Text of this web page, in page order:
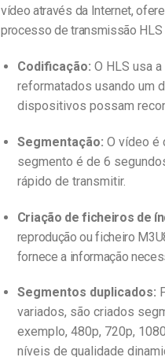
vídeo através da Internet,
processo de transmissão
Codificação: O HLS usa
reformatados usando um
dispositivos possam
Segmentação: O vídeo é
segmento é de 6
rápido de transmitir.
Criação de ficheiros de
reprodução ou ficheiro
fornece a informação
Segmentos duplicados:
variados, são criados
exemplo, 480p, 720p,
níveis de qualidade